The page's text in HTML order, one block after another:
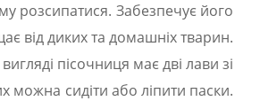
розсипатися. Забезпечує його
від диких та домашніх тварин.
пісочниця має дві лави зі
можна сидіти або ліпити паски.